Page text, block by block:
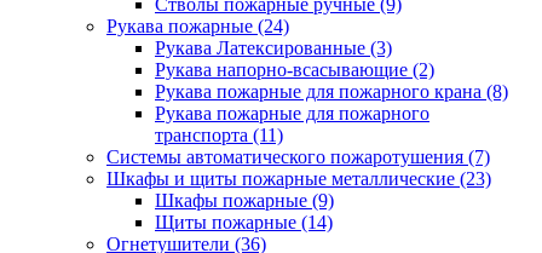
Стволы пожарные ручные (9)
Рукава пожарные (24)
Рукава Латексированные (3)
Рукава напорно-всасывающие (2)
Рукава пожарные для пожарного крана (8)
Рукава пожарные для пожарного
транспорта (11)
Системы автоматического пожаротушения (7)
Шкафы и щиты пожарные металлические (23)
Шкафы пожарные (9)
Щиты пожарные (14)
Огнетушители (36)